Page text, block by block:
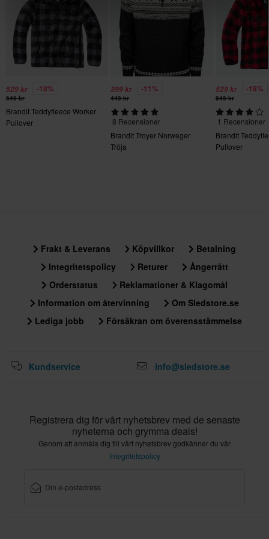
L
295 x 390 x 60 mm
529 kr -18%
649 kr
Brandit Teddyfleece Worker
Pullover
399 kr -11%
449 kr
8 Recensioner
Brandit Troyer Norweger
Tröja
529 kr -18%
649 kr
1 Recensioner
Brandit
Pullover
Frakt & Leverans Köpvillkor
Betalning
Integritetspolicy
Returer
Ångerrätt
Orderstatus
Reklamationer & Klagomål
Information om återvinning
Om Sledstore.se
Lediga jobb
Försäkran om överensstämmelse
Kundservice info@sledstore.se
Registrera dig för vårt nyhetsbrev med de senaste
nyheterna och grymma deals!
Genom att anmäla dig till vårt nyhetsbrev godkänner du vår
Integritetspolicy